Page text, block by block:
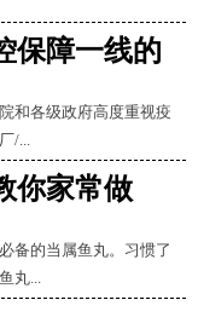
保障一线的
和各级政府高度重视疫
/...
你家常做
备的当属鱼丸。习惯了
丸...